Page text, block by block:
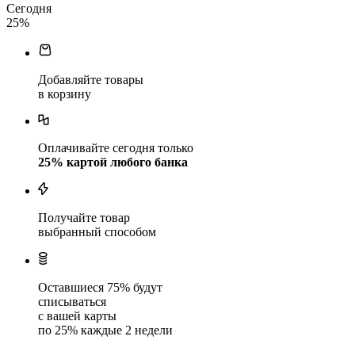
Сегодня
25%
Добавляйте товары
в корзину
Оплачивайте сегодня только
25% картой любого банка
Получайте товар
выбранный способом
Оставшиеся 75% будут
списываться
с вашей карты
по 25% каждые 2 недели